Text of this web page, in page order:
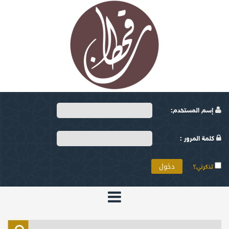
إسم المستخدم:
كلمة المرور :
تذكرني؟